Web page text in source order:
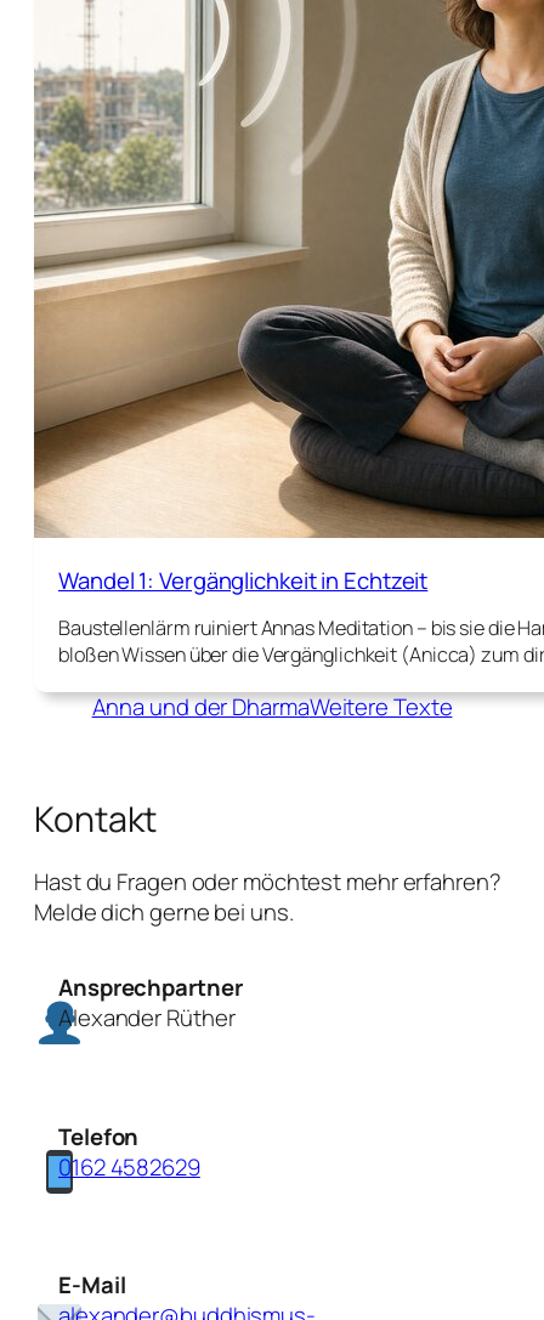
Wandel 1: Vergänglichkeit in Echtzeit
Baustellenlärm ruiniert Annas Meditation – bis sie die
bloßen Wissen über die Vergänglichkeit (Anicca) zum
Anna und der DharmaWeitere Texte
Kontakt
Hast du Fragen oder möchtest mehr erfahren?
Melde dich gerne bei uns.
Ansprechpartner
Alexander Rüther
Telefon
0162 4582629
E-Mail